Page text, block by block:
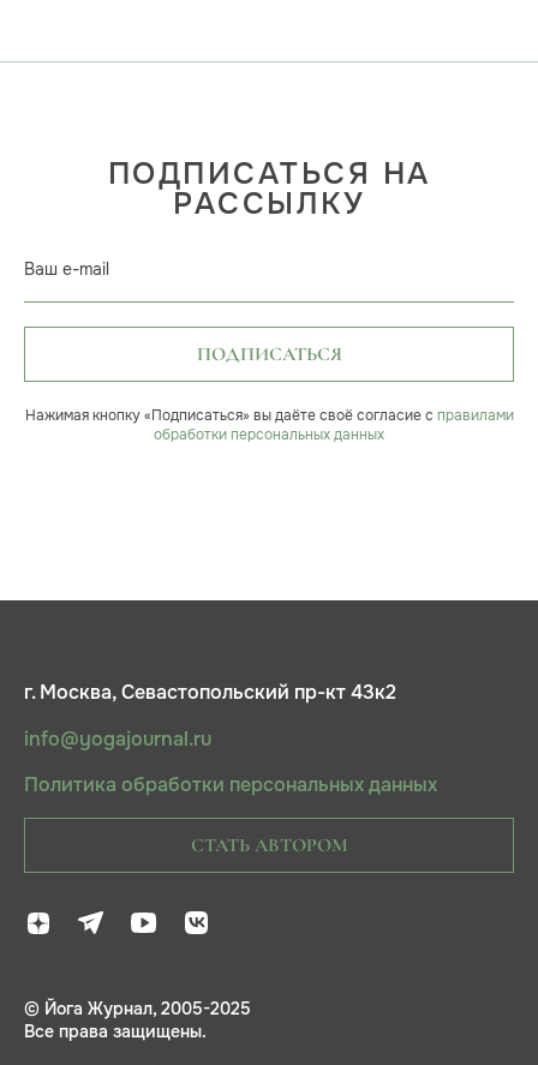
ПОДПИСАТЬСЯ НА
РАССЫЛКУ
Ваш e-mail
ПОДПИСАТЬСЯ
Нажимая кнопку «Подписаться» вы даёте своё согласие с правилами
обработки персональных данных
г. Москва, Севастопольский пр-кт 43к2
info@yogajournal.ru
Политика обработки персональных данных
СТАТЬ АВТОРОМ
© Йога Журнал, 2005-2025
Все права защищены.